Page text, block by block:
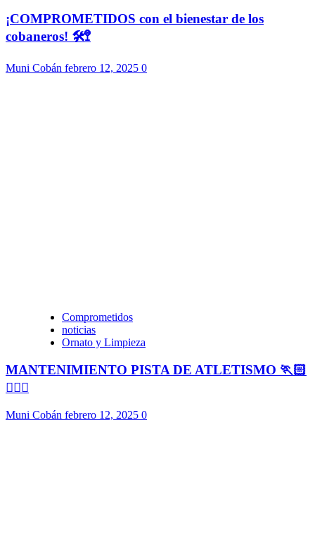
¡COMPROMETIDOS con el bienestar de los
cobaneros! 🛠️🚏
Muni Cobán febrero 12, 2025 0
Comprometidos
noticias
Ornato y Limpieza
MANTENIMIENTO PISTA DE ATLETISMO 🏃🏻
🏃🏻‍♀️
Muni Cobán febrero 12, 2025 0